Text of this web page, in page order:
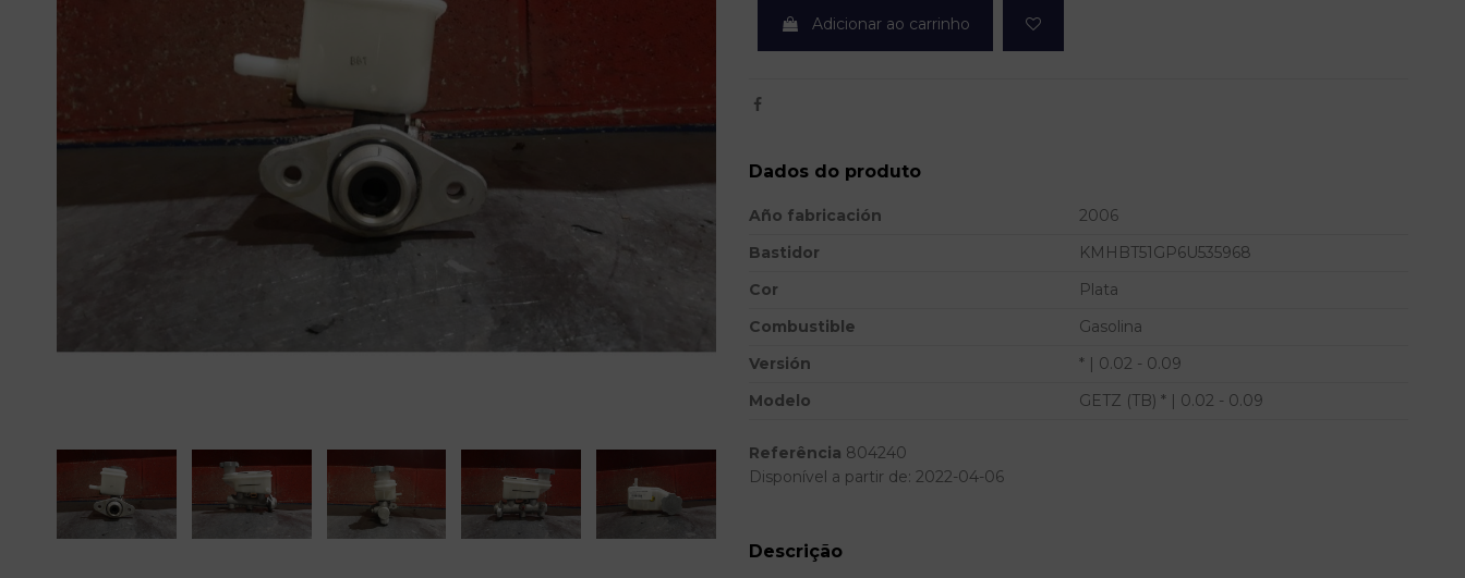
Adicionar ao carrinho
Dados do produto
Año fabricación
2006
Bastidor
KMHBT51GP6U535968
Cor
Plata
Combustible
Gasolina
Versión
* | 0.02 - 0.09
Modelo
GETZ (TB) * | 0.02 - 0.09
Referência 804240
Disponível a partir de: 2022-04-06
Descrição